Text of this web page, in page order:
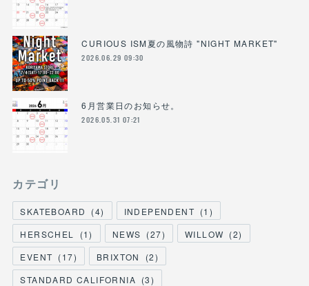
CURIOUS ISM夏の風物詩 "NIGHT MARKET"
2026.06.29 09:30
6月営業日のお知らせ。
2026.05.31 07:21
カテゴリ
SKATEBOARD (4) INDEPENDENT (1 )
HERSCHEL
(1) NEWS (27) WILLOW (2)
EVENT (17) BRIXTON (2)
STANDARD CALIFORNIA (3)